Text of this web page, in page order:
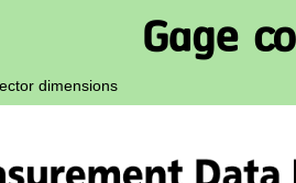
Gage
dimensions